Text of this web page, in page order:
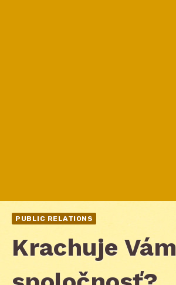
PUBLIC RELATIONS
Krachuje Vám